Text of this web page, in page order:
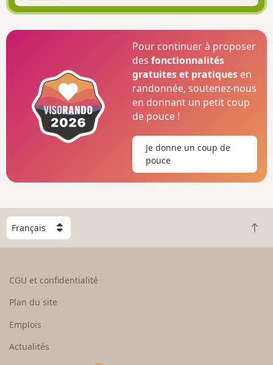
Pour continuer à proposer
desfonctionnalités
gratuites et pratiques en
randonnée, soutenez-nous
en donnant un petit coup
de pouce !
Je donne un coup de
pouce
C
h
o
e
u
R
e
CGU et confidentialité
Plan du site
Emplois
Actualités